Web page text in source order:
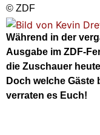
© ZDF
Während in der
Ausgabe im ZDF-
die Zuschauer
Doch welche
verraten es Euch!